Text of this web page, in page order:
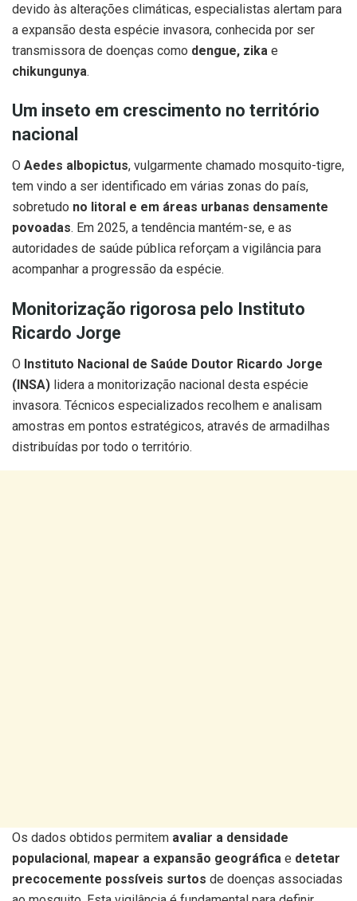
devido às alterações climáticas, especialistas alertam para
a expansão desta espécie invasora, conhecida por ser
transmissora de doenças como dengue, zika e
chikungunya.
Um inseto em crescimento no território
nacional
O Aedes albopictus, vulgarmente chamado mosquito-tigre,
tem vindo a ser identificado em várias zonas do país,
sobretudo no litoral e em áreas urbanas densamente
povoadas. Em 2025, a tendência mantém-se, e as
autoridades de saúde pública reforçam a vigilância para
acompanhar a progressão da espécie.
Monitorização rigorosa pelo Instituto
Ricardo Jorge
O Instituto Nacional de Saúde Doutor Ricardo Jorge
(INSA) lidera a monitorização nacional desta espécie
invasora. Técnicos especializados recolhem e analisam
amostras em pontos estratégicos, através de armadilhas
distribuídas por todo o território.
Os dados obtidos permitem avaliar a densidade
populacional, mapear a expansão geográfica e detetar
precocemente possíveis surtos de doenças associadas